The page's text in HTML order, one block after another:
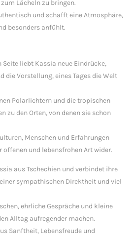
Lächeln zu bringen.
und schafft eine Atmosphäre,
besonders anfühlt.
liebt Kassia neue Eindrücke,
die Vorstellung, eines Tages die Welt
Polarlichtern und die tropischen
zu den Orten, von denen sie schon
Menschen und Erfahrungen
und lebensfrohen Art wider.
aus Tschechien und verbindet ihre
sympathischen Direktheit und viel
ehrliche Gespräche und kleine
Alltag aufregender machen.
Sanftheit, Lebensfreude und